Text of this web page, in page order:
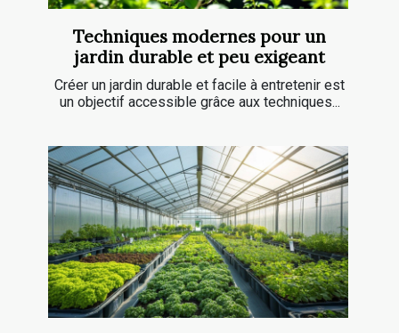
Techniques modernes pour un
jardin durable et peu exigeant
Créer un jardin durable et facile à entretenir est
un objectif accessible grâce aux techniques...